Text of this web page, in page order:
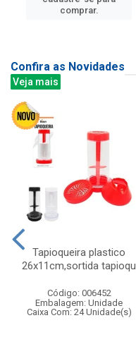
comprar.
Confira as Novidades
Veja mais
Tapioqueira plastico
26x11cm,sortida tapioqu
Código: 006452
Embalagem: Unidade
Caixa Com: 24 Unidade(s)